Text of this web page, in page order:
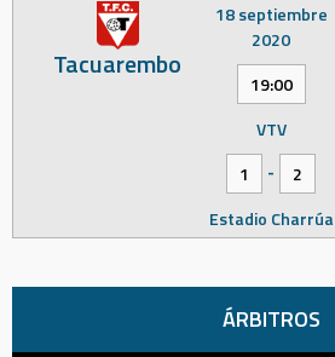
Tacuarembo
18 septiembre
2020
19:00
VTV
1
-
2
Estadio Charrúa
ÁRBITROS